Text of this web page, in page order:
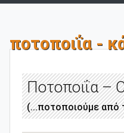
ποτοποιΐα -
Ποτοποιΐα –
(...ποτοποιούμε από